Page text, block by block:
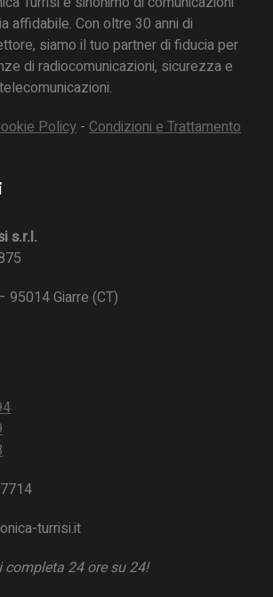
affidabile. Con oltre 30 anni di
siamo il tuo partner di fiducia per
di radiocomunicazioni, sicurezza e
Policy -Condizioni e Trattamento
s.r.l.
95014 Giarre (CT)
turrisi.it
24 ore su 24!